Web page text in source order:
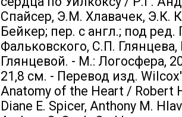
Спайсер, Э.М. Хлавачек, Э.К.
Бейкер; пер. с англ.; под ред.
Фальковского, С.П.
Глянцевой. - М.: Логосфера,
21,8 см. - Перевод изд.
Anatomy of the Heart / Robert
Diane E. Spicer, Anthony M.